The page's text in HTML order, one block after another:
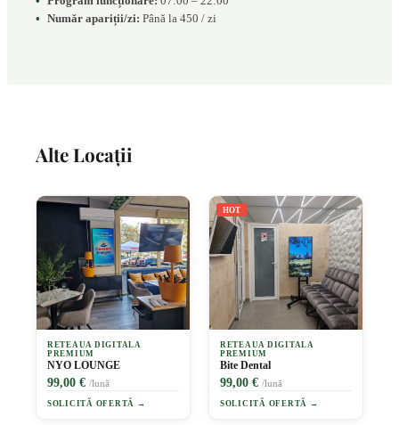
Număr apariții/zi: Până la 450 / zi
Alte Locații
RETEAUA DIGITALA
PREMIUM
NYO LOUNGE
99,00 € /lună
SOLICITĂ OFERTĂ →
HOT
RETEAUA DIGITALA
PREMIUM
Bite Dental
99,00 € /lună
SOLICITĂ OFERTĂ →